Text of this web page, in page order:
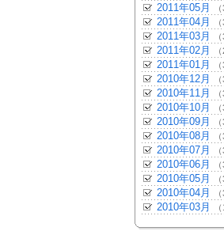
2011年05月
2011年04月
2011年03月
2011年02月
2011年01月
2010年12月
2010年11月
2010年10月
2010年09月
2010年08月
2010年07月
2010年06月
2010年05月
2010年04月
2010年03月